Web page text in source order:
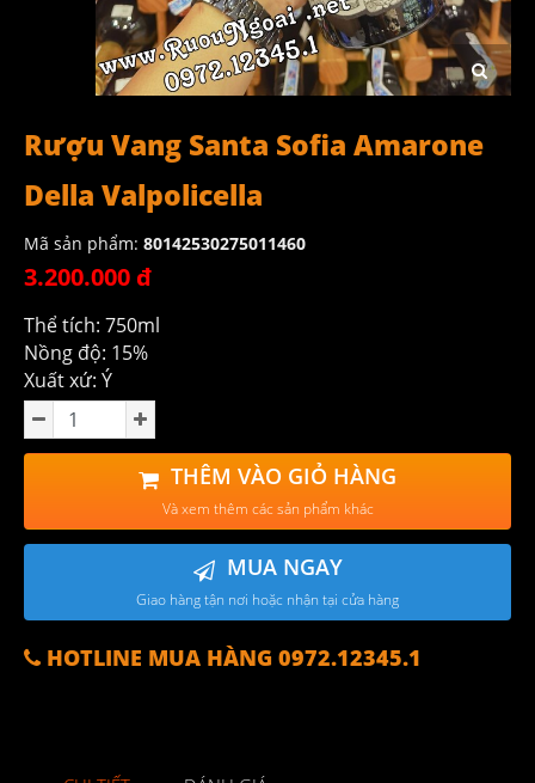
Rượu Vang Santa Sofia Amarone
Della Valpolicella
Mã sản phẩm: 80142530275011460
3.200.000 đ
Thể tích: 750ml
Nồng độ: 15%
Xuất xứ: Ý
THÊM VÀO GIỎ HÀNG
Và xem thêm các sản phẩm khác
MUA NGAY
Giao hàng tận nơi hoặc nhận tại cửa hàng
HOTLINE MUA HÀNG 0972.12345.1